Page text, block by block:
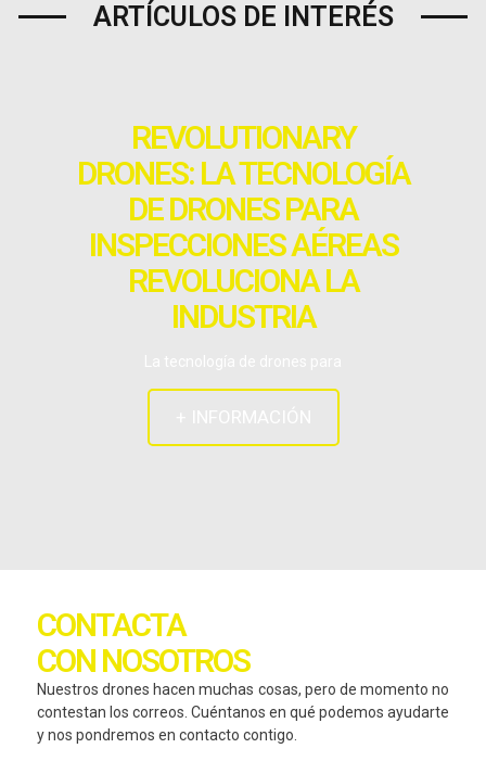
ARTÍCULOS DE INTERÉS
REVOLUTIONARY
DRONES: LA TECNOLOGÍA
DE DRONES PARA
INSPECCIONES AÉREAS
REVOLUCIONA LA
INDUSTRIA
CONTACTA
CON NOSOTROS
Nuestros drones hacen muchas cosas, pero de momento no
contestan los correos. Cuéntanos en qué podemos ayudarte
y nos pondremos en contacto contigo.